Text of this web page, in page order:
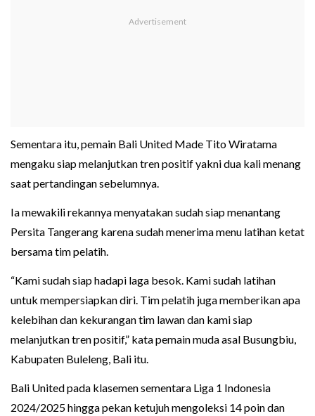
Sementara itu, pemain Bali United Made Tito Wiratama
mengaku siap melanjutkan tren positif yakni dua kali menang
saat pertandingan sebelumnya.
Ia mewakili rekannya menyatakan sudah siap menantang
Persita Tangerang karena sudah menerima menu latihan ketat
bersama tim pelatih.
“Kami sudah siap hadapi laga besok. Kami sudah latihan
untuk mempersiapkan diri. Tim pelatih juga memberikan apa
kelebihan dan kekurangan tim lawan dan kami siap
melanjutkan tren positif,” kata pemain muda asal Busungbiu,
Kabupaten Buleleng, Bali itu.
Bali United pada klasemen sementara Liga 1 Indonesia
2024/2025 hingga pekan ketujuh mengoleksi 14 poin dan